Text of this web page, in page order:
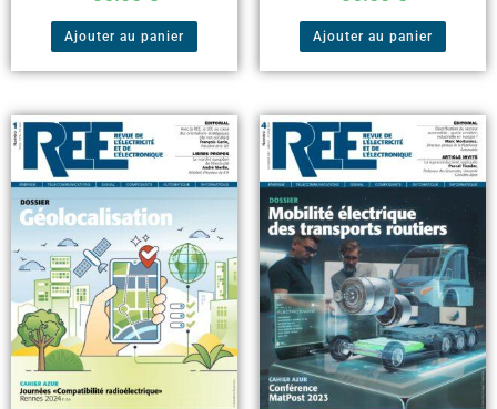
Ajouter au panier Ajouter au panier